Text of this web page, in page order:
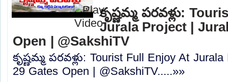
కృష్ణమ్మ పరవళ్లు:
Jurala Project |
Open | @SakshiTV
కృష్ణమ్మ పరవళ్లు: Tourist Full Enjoy At
29 Gates Open | @SakshiTV.....»»